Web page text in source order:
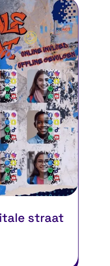
straat